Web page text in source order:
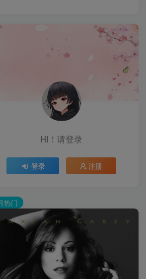
HI！请登录
登录 注册
热门